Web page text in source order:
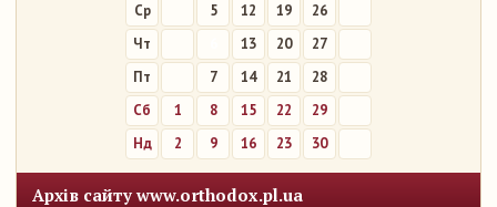
Ср
5 12 19
26
Чт
13 20
27
Пт
7 14 21
28
Сб
1 8 15 22
29
Нд
2 9 16 23 30
Архів сайту www.orthodox.pl.ua